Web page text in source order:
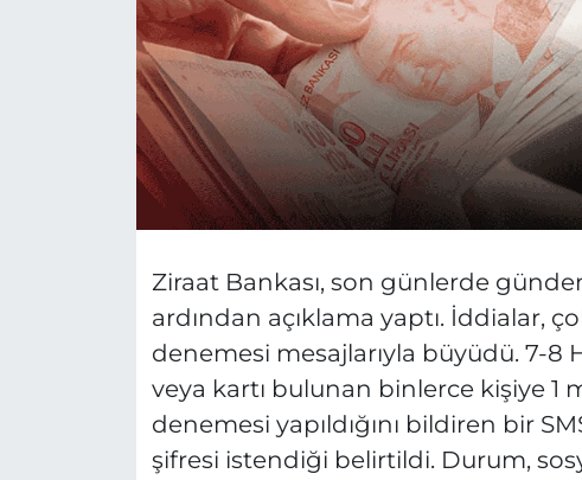
Ziraat Bankası, son günlerde
ardından açıklama yaptı. İddialar,
denemesi mesajlarıyla büyüdü. 7-8
veya kartı bulunan binlerce kişiye 1
denemesi yapıldığını bildiren bir
şifresi istendiği belirtildi. Durum,